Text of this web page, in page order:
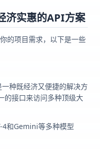
济实惠的API方案
的项目需求，以下是一些
种既经济又便捷的解决方
的接口来访问多种顶级大
4和Gemini等多种模型